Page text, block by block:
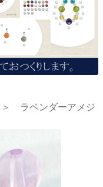
ぶ
トーン一覧
ラベンダーアメジ